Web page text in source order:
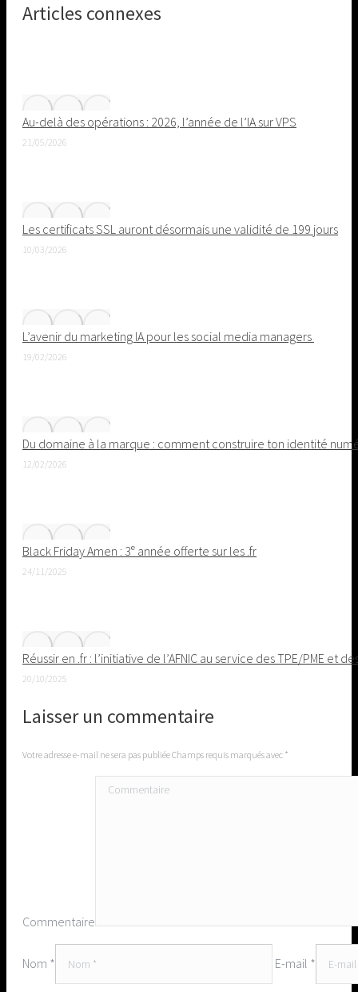
Pinterest
Articles connexes
Au-delà des opérations : 2026, l’année de l’IA sur VPS
21/05/2026
Les certificats SSL auront désormais une validité de 199 jours
10/03/2026
L’avenir du marketing IA pour les social media managers
19/02/2026
Du domaine à la marque : comment construire ton identité
12/02/2026
Black Friday Amen : 3ᵉ année offerte sur les .fr
24/11/2025
Réussir en .fr : l’initiative de l’AFNIC au service des TPE/PME et
20/10/2025
Laisser un commentaire
Votre adresse e-mail ne sera pas publiée Champs requis marqués avec *
Commentaire
Nom * E-mail *